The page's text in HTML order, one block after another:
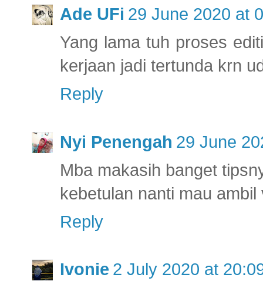
Ade UFi 29 June 2020 at
Yang lama tuh proses
kerjaan jadi tertunda krn
Reply
Nyi Penengah 29 June
Mba makasih banget
kebetulan nanti mau
Reply
Ivonie 2 July 2020 at